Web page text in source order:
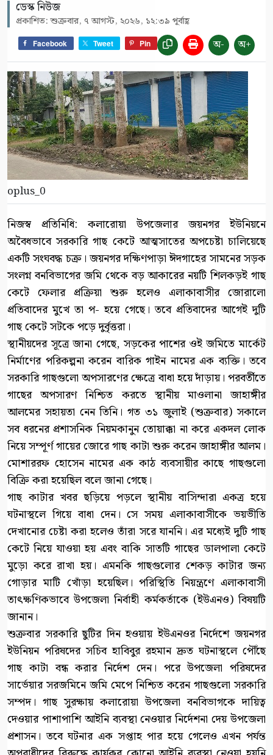
ডেস্ক নিউজ
প্রকাশিত: শুক্রবার, ৭ আগস্ট, ২০২৬, ১২:৩৯ পূর্বাহ্ণ
Facebook Tweet Pin অ- অ+
oplus_0
নিজস্ব প্রতিনিধি: কলারোয়া উপজেলার জয়নগর ইউনিয়নে
অবৈধভাবে সরকারি গাছ কেটে আত্মসাতের অপচেষ্টা চালিয়েছে
একটি সংঘবদ্ধ চক্র। জয়নগর দক্ষিণপাড়া ঈদগাহের সামনের সড়ক
সংলগ্ন বনবিভাগের জমি থেকে বড় আকারের নয়টি শিলকড়ই গাছ
কেটে ফেলার প্রক্রিয়া শুরু হলেও এলাকাবাসীর জোরালো
প্রতিবাদের মুখে তা প- হয়ে গেছে। তবে প্রতিবাদের আগেই দুটি
গাছ কেটে সটকে পড়ে দুর্বৃত্তরা।
স্থানীয়দের সূত্রে জানা গেছে, সড়কের পাশের ওই জমিতে মার্কেট
নির্মাণের পরিকল্পনা করেন বারিক গাইন নামের এক ব্যক্তি। তবে
সরকারি গাছগুলো অপসারণের ক্ষেত্রে বাধা হয়ে দাঁড়ায়। পরবর্তীতে
গাছের অপসারণ নিশ্চিত করতে স্থানীয় মাওলানা জাহাঙ্গীর
আলমের সহায়তা নেন তিনি। গত ৩১ জুলাই (শুক্রবার) সকালে
সব ধরনের প্রশাসনিক নিয়মকানুন তোয়াক্কা না করে একদল লোক
নিয়ে সম্পূর্ণ গায়ের জোরে গাছ কাটা শুরু করেন জাহাঙ্গীর আলম।
মোশাররফ হোসেন নামের এক কাঠ ব্যবসায়ীর কাছে গাছগুলো
বিক্রি করা হয়েছিল বলে জানা গেছে।
গাছ কাটার খবর ছড়িয়ে পড়লে স্থানীয় বাসিন্দারা একত্র হয়ে
ঘটনাস্থলে গিয়ে বাধা দেন। সে সময় এলাকাবাসীকে ভয়ভীতি
দেখানোর চেষ্টা করা হলেও তাঁরা সরে যাননি। এর মধ্যেই দুটি গাছ
কেটে নিয়ে যাওয়া হয় এবং বাকি সাতটি গাছের ডালপালা কেটে
মুড়ো করে রাখা হয়। এমনকি গাছগুলোর শেকড় কাটার জন্য
গোড়ার মাটি খোঁড়া হয়েছিল। পরিস্থিতি নিয়ন্ত্রণে এলাকাবাসী
তাৎক্ষণিকভাবে উপজেলা নির্বাহী কর্মকর্তাকে (ইউএনও) বিষয়টি
জানান।
শুক্রবার সরকারি ছুটির দিন হওয়ায় ইউএনওর নির্দেশে জয়নগর
ইউনিয়ন পরিষদের সচিব হাবিবুর রহমান দ্রুত ঘটনাস্থলে পৌঁছে
গাছ কাটা বন্ধ করার নির্দেশ দেন। পরে উপজেলা পরিষদের
সার্ভেয়ার সরজমিনে জমি মেপে নিশ্চিত করেন গাছগুলো সরকারি
সম্পদ। গাছ সুরক্ষায় কলারোয়া উপজেলা বনবিভাগকে দায়িত্ব
দেওয়ার পাশাপাশি আইনি ব্যবস্থা নেওয়ার নির্দেশনা দেয় উপজেলা
প্রশাসন। তবে ঘটনার এক সপ্তাহ পার হয়ে গেলেও এখন পর্যন্ত